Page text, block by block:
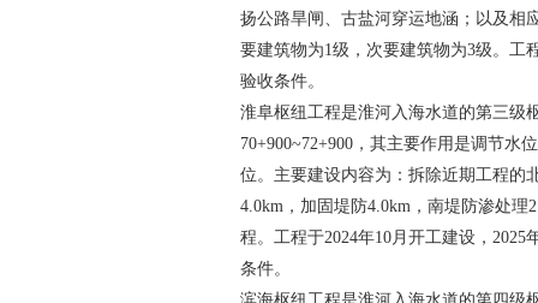
扬公路旱闸、古盐河穿运地涵；以及相
要建筑物为1级，次要建筑物为3级。工
验收条件。
淮阜枢纽工程是淮河入海水道的第三级
70+900~72+900 ，其主要作用是调节水
位。主要建设内容为：拆除近期工程的
4.0km ，加固堤防4.0km ，南堤防渗处理
程。工程于2024年10月开工建设， 2025
条件。